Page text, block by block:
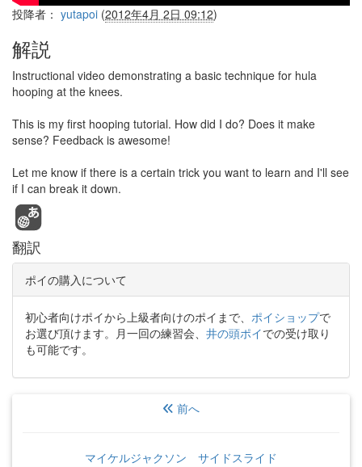
投降者： yutapoi (2012年4月 2日 09:12)
解説
Instructional video demonstrating a basic technique for hula
hooping at the knees.
This is my first hooping tutorial. How did I do? Does it make
sense? Feedback is awesome!
Let me know if there is a certain trick you want to learn and I'll see
if I can break it down.
翻訳
ポイの購入について
初心者向けポイから上級者向けのポイまで、 ポイショップで
お選び頂けます。月一回の練習会、 井の頭ポイでの受け取り
も可能です。
前へ
マイケルジャクソン サイドスライド